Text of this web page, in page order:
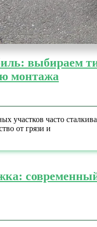
выбираем
монтажа
участков часто
от грязи и